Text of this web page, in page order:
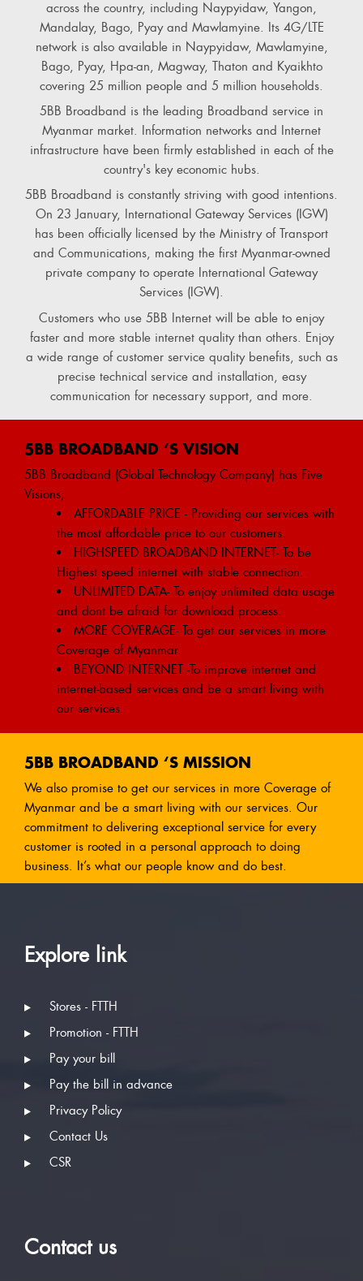
across the country, including Naypyidaw, Yangon,
Mandalay, Bago, Pyay and Mawlamyine. Its 4G/LTE
network is also available in Naypyidaw, Mawlamyine,
Bago, Pyay, Hpa-an, Magway, Thaton and Kyaikhto
covering 25 million people and 5 million households.
5BB Broadband is the leading Broadband service in
Myanmar market. Information networks and Internet
infrastructure have been firmly established in each of the
country's key economic hubs.
5BB Broadband is constantly striving with good intentions.
On 23 January, International Gateway Services (IGW)
has been officially licensed by the Ministry of Transport
and Communications, making the first Myanmar-owned
private company to operate International Gateway
Services (IGW).
Customers who use 5BB Internet will be able to enjoy
faster and more stable internet quality than others. Enjoy
a wide range of customer service quality benefits, such as
precise technical service and installation, easy
communication for necessary support, and more.
5BB BROADBAND ‘S VISION
5BB Broadband (Global Technology Company) has Five
Visions;
AFFORDABLE PRICE - Providing our services with
the most affordable price to our customers.
HIGHSPEED BROADBAND INTERNET- To be
Highest speed internet with stable connection.
UNLIMITED DATA- To enjoy unlimited data usage
and dont be afraid for download process.
MORE COVERAGE- To get our services in more
Coverage of Myanmar.
BEYOND INTERNET -To improve internet and
internet-based services and be a smart living with
our services.
5BB BROADBAND ‘S MISSION
We also promise to get our services in more Coverage of
Myanmar and be a smart living with our services. Our
commitment to delivering exceptional service for every
customer is rooted in a personal approach to doing
business. It’s what our people know and do best.
Explore link
Stores - FTTH
Promotion - FTTH
Pay your bill
Pay the bill in advance
Privacy Policy
Contact Us
CSR
Contact us